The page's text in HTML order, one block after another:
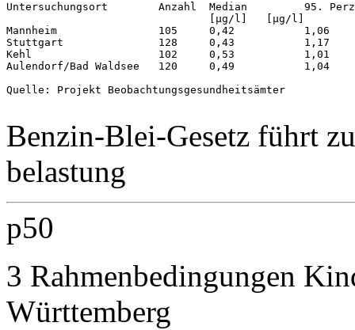
Untersuchungsort        Anzahl  Median         95.
                                [µg/l]   [µg/l]
Mannheim                105     0,42           1,06
Stuttgart               128     0,43           1,17
Kehl                    102     0,53           1,01
Aulendorf/Bad Waldsee   120     0,49           1,04
Quelle: Projekt Beobachtungsgesundheitsämter
Benzin-Blei-Gesetz führt
belastung
p50
3 Rahmenbedingungen
Württemberg